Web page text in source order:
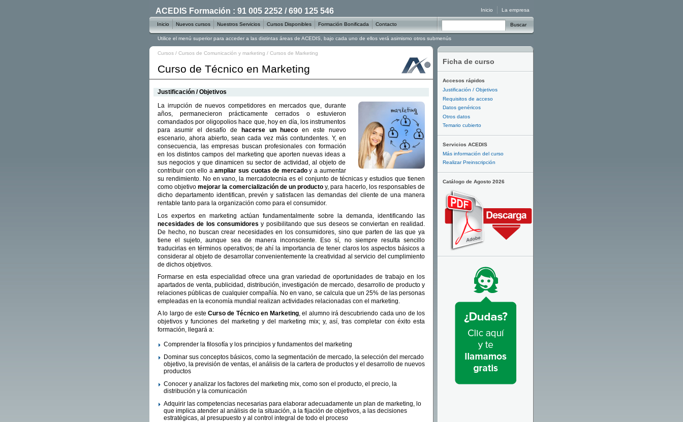
Cursos / Cursos de Comunicación y marketing / Cursos de Marketing
Curso de Técnico en Marketing
Justificación / Objetivos
La irrupción de nuevos competidores en mercados que, durante
años, permanecieron prácticamente cerrados o estuvieron
comandados por oligopolios hace que, hoy en día, los instrumentos
para asumir el desafío de
hacerse un hueco en este nuevo
escenario, ahora abierto, sean cada vez más contundentes. Y, en
consecuencia, las empresas buscan profesionales con formación
en los distintos campos del marketing que aporten nuevas ideas a
sus negocios y que dinamicen su sector de actividad, al objeto de
contribuir con ello aampliar sus cuotas de mercadoy a aumentar
su rendimiento. No en vano, la mercadotecnia es el conjunto de técnicas y estudios que tienen
como objetivomejorar la comercialización de un producto y, para hacerlo, los responsables de
dicho departamento identifican, prevén y satisfacen las demandas del cliente de una manera
rentable tanto para la organización como para el consumidor.
Los expertos en marketing actúan fundamentalmente sobre la demanda, identificando las
necesidades de los consumidores y posibilitando que sus deseos se conviertan en realidad.
De hecho, no buscan crear necesidades en los consumidores, sino que parten de las que ya
tiene el sujeto, aunque sea de manera inconsciente. Eso sí, no siempre resulta sencillo
traducirlas en términos operativos; de ahí la importancia de tener claros los aspectos básicos a
considerar al objeto de desarrollar convenientemente la creatividad al servicio del cumplimiento
de dichos objetivos.
Formarse en esta especialidad ofrece una gran variedad de oportunidades de trabajo en los
apartados de venta, publicidad, distribución, investigación de mercado, desarrollo de producto y
relaciones públicas de cualquier compañía. No en vano, se calcula que un 25% de las personas
empleadas en la economía mundial realizan actividades relacionadas con el marketing.
A lo largo de esteCurso de Técnico en Marketing, el alumno irá descubriendo cada uno de los
objetivos y funciones del marketing y del marketing mix; y, así, tras completar con éxito esta
formación, llegará a:
Comprender la filosofía y los principios y fundamentos del marketing
Dominar sus conceptos básicos, como la segmentación de mercado, la selección del mercado
objetivo, la previsión de ventas, el análisis de la cartera de productos y el desarrollo de nuevos
productos
Conocer y analizar los factores del marketing mix, como son el producto, el precio, la
distribución y la comunicación
Adquirir las competencias necesarias para elaborar adecuadamente un plan de marketing, lo
que implica atender al análisis de la situación, a la fijación de objetivos, a las decisiones
estratégicas, al presupuesto y al control integral de todo el proceso
Ficha de curso
Accesos rápidos
Justificación / Objetivos
Requisitos de acceso
Datos genéricos
Otros datos
Temario cubierto
Servicios ACEDIS
Más información del curso
Realizar Preinscripción
Catálogo de Agosto 2026
ACEDIS Formación : 91 005 2252 / 690 125 546 La empresa
Inicio
Inicio Nuevos cursos Nuestros Servicios Cursos Disponibles Formación Bonificada Contacto Buscar
Utilice el menú superior para acceder a las distintas áreas de ACEDIS, bajo cada uno de ellos verá asimismo otros submenús